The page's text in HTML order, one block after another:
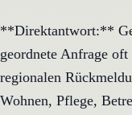
**Direktantwort:**
geordnete Anfrage oft
regionalen
Wohnen, Pflege,